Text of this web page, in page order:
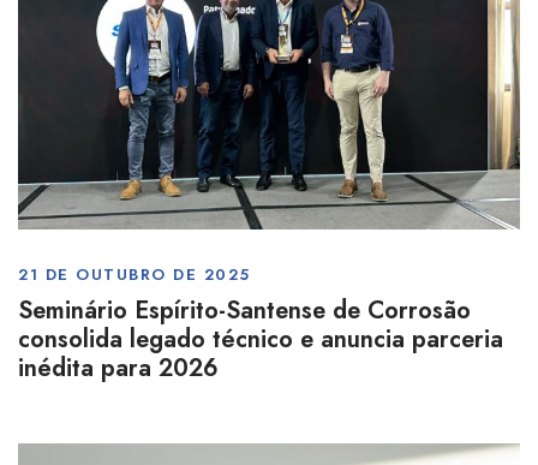
21 DE OUTUBRO DE 2025
Seminário Espírito-Santense de Corrosão
consolida legado técnico e anuncia parceria
inédita para 2026